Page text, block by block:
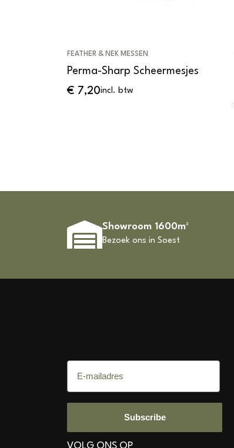
FEATHER & NEK MESSEN
Perma-Sharp Scheermesjes
€ 7,20incl. btw
Showroom 1600m²
Bezoek ons in Soest
E-mailadres
Subscribe
VOLG ONS OP